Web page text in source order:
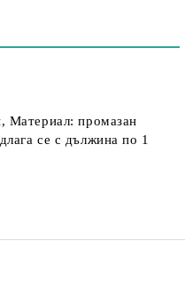
Материал: промазан
се с дължина по 1